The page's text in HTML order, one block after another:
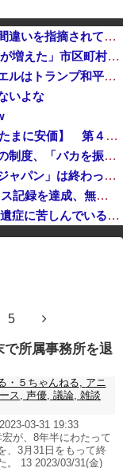
「ピクサー最大の失敗だ」と日本を舞台にした某アメリカ産アニメが話題に、日本と韓国の両方に失礼すぎるわ……
東大調査「外国人受け入れ反対」大幅増（20.7pt増）、若い世代で増加幅大
防弾ガラスの件で誤情報を拡散した左派、間違いを指摘されても頑として認めなかった結果……
【急いで引っ越せ】 日本人が減り「外国人が増えた」市区町村ランキングキタ━━!
アメリカの終戦に立ちはだかる壁、イスラエルはトランプ和平案に「同意せず」！
いよな
【R-18】やる夫のハーレム大王国【即興・たまに安価】 第４３９話
小学生の段階で人生を確定させるドイツ式の制度、「バカを振い落せるから合理的だ」と自惚れていた結果……
韓国人の対日好感度が過去最高に、「ノージャパン」は終わった？＝ネット「中国より100倍いい」
日産e-power、無給油で1980km走行しギネス記録を達成、無駄な発電や送電ロスなくEVよりエコを証明
【悲報】 ケンコバがコロナの特殊すぎる後遺症に苦しんでいる模様…お前らの周りにもこんな奴いる？
体のレイアウトが崩れ
5
所属事務所を退
・５ちゃんねる
アニ
ス 声優 議論 雑談
03-31 19:33
が、8年半にわたって
、3月31日をもって終
。 13 2023/03/31(金)